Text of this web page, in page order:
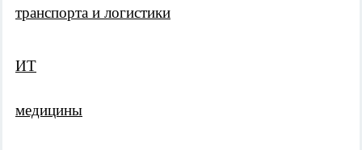
транспорта и логистики
ИТ
медицины